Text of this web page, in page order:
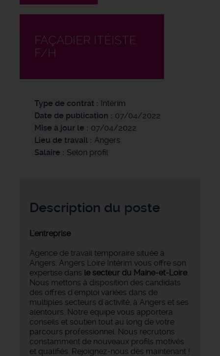
FAÇADIER ITÉISTE
F/H
Type de contrat
Intérim
Date de publication
07/04/2022
Mise à jour le
07/04/2022
Lieu de travail
Angers
Salaire
Selon profil
Description du poste
L'entreprise
Agence de travail temporaire située à
Angers, Angers Loire Intérim vous offre son
expertise dans le secteur du Maine-et-Loire.
Nous mettons à disposition des candidats
des offres d'emploi variées dans de
multiples secteurs d'activité, à Angers et ses
alentours. Notre équipe vous apportera
conseils et soutien tout au long de votre
parcours professionnel. Nous recrutons
constamment de nouveaux profils motivés
et qualifiés. Rejoignez-nous dès maintenant !